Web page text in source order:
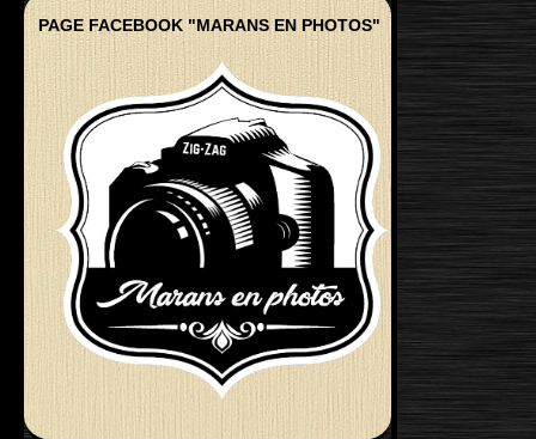
PAGE FACEBOOK "MARANS EN PHOTOS"